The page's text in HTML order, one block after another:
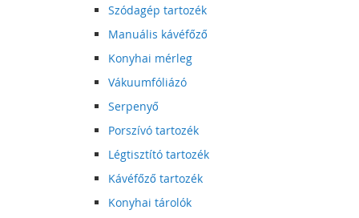
Szódagép tartozék
Manuális kávéfőző
Konyhai mérleg
Vákuumfóliázó
Serpenyő
Porszívó tartozék
Légtisztító tartozék
Kávéfőző tartozék
Konyhai tárolók